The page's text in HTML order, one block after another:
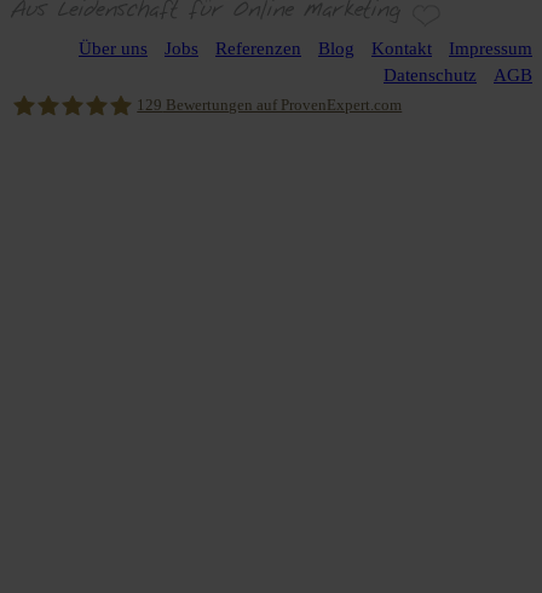
Über uns Jobs Referenzen Blog Kontakt
Impressum
Datenschutz
AGB
129 Bewertungen auf ProvenExpert.com